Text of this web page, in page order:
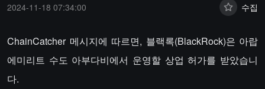
2024-11-18 07:34:00 수집
ChainCatcher 메시지에 따르면, 블랙록(BlackRock)은 아랍
에미리트 수도 아부다비에서 운영할 상업 허가를 받았습니
다.